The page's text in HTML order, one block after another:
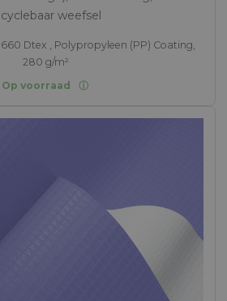
weefsel
Dtex , Polypropyleen (PP) Coating,
280 g/m²
Op voorraad